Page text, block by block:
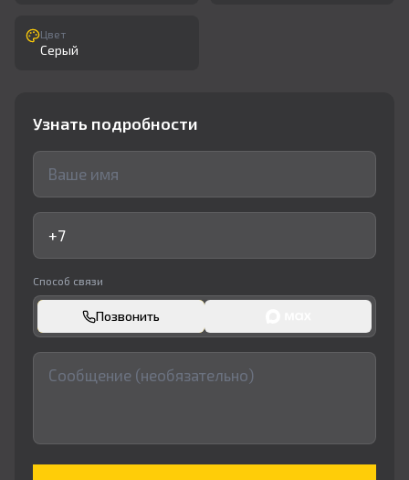
Цвет
Серый
Узнать подробности
Способ связи
Позвонить